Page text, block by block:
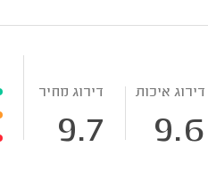
דירוג איכות
9.6
דירוג מחיר
9.7